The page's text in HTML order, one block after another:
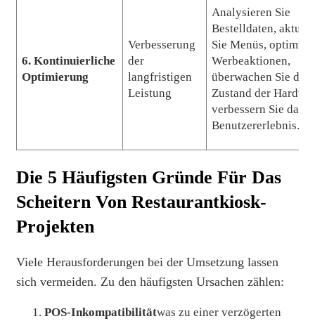
6. Kontinuierliche
Optimierung
Verbesserung
der
langfristigen
Leistung
Analysieren Sie
Bestelldaten,
Sie Menüs,
Werbeaktionen,
überwachen Sie den
Zustand der
verbessern Sie das
Benutzererlebnis.
Die 5 Häufigsten Gründe Für Das
Scheitern Von Restaurantkiosk-
Projekten
Viele Herausforderungen bei der Umsetzung lassen
sich vermeiden. Zu den häufigsten Ursachen zählen:
POS-Inkompatibilitätwas zu einer verzögerten